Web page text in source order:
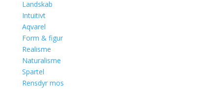
Landskab
Intuitivt
Aqvarel
Form & figur
Realisme
Naturalisme
Spartel
Rensdyr mos